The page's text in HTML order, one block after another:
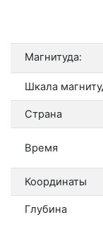
Магнитуда:
Шкала
Страна
Время
Координаты
Глубина